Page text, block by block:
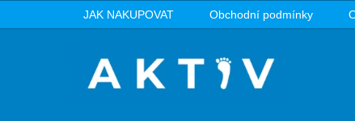
na
JAK NAKUPOVAT Obchodní podmínky